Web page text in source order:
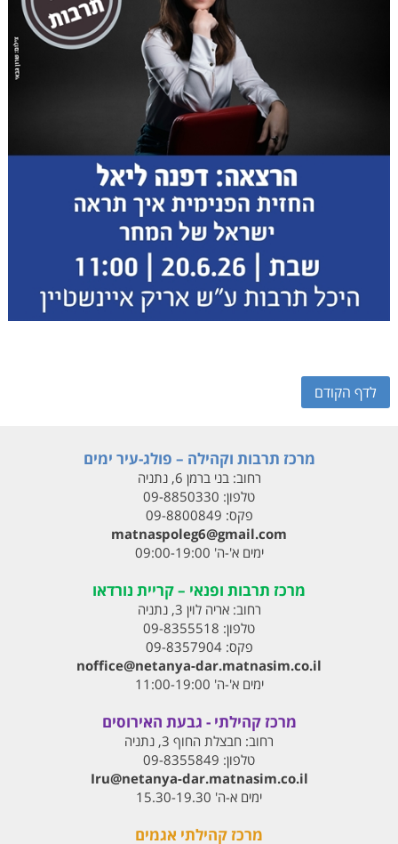
לדף הקודם
מרכז תרבות וקהילה – פולג-עיר ימים
רחוב:בני ברמן 6, נתניה
טלפון: 09-8850330
פקס: 09-8800849
matnaspoleg6@gmail.com
ימים א'-ה' 09:00-19:00
מרכז תרבות ופנאי – קריית נורדאו
רחוב:אריה לוין 3, נתניה
טלפון: 09-8355518
פקס:09-8357904
noffice@netanya-dar.matnasim.co.il
ימים א'-ה' 11:00-19:00
מרכז קהילתי - גבעת האירוסים
רחוב: חבצלת החוף 3, נתניה
טלפון: 09-8355849
Iru@netanya-dar.matnasim.co.il‏
ימים א-ה' 15.30-19.30
מרכז קהילתי אגמים